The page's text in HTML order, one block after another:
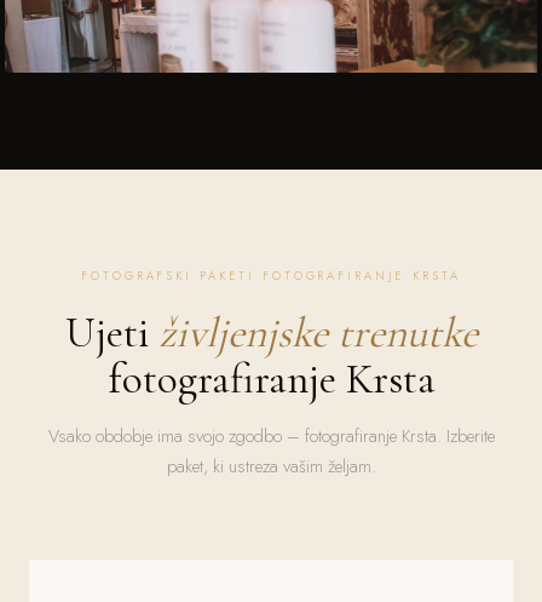
FOTOGRAFSKI PAKETI FOTOGRAFIRANJE KRSTA
Ujeti življenjske trenutke
fotografiranje Krsta
Vsako obdobje ima svojo zgodbo – fotografiranje Krsta. Izberite
paket, ki ustreza vašim željam.